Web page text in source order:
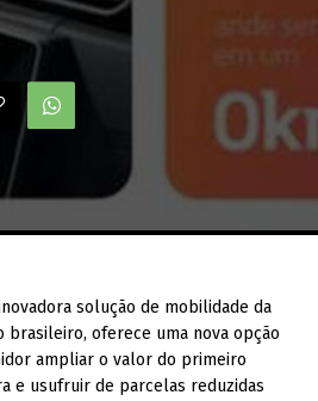
solução de mobilidade da
brasileiro, oferece uma nova opção
ampliar o valor do primeiro
e usufruir de parcelas reduzidas